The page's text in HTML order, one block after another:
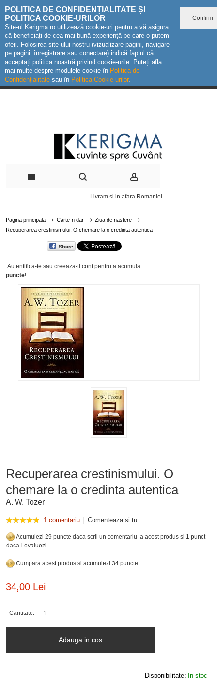
POLITICA DE CONFIDENȚIALITATE ȘI
POLITICA COOKIE-URILOR
Site-ul Kerigma.ro utilizează cookie-uri pentru a vă asigura
că beneficiați de cea mai bună experiență pe care o putem
oferi. Folosirea site-ului nostru (vizualizare pagini, navigare
pe pagini, înregistrare sau conectare) indică faptul că
acceptați politica noastră privind cookie-urile. Puteți afla
mai multe despre modulele cookie în Politica de
Confidențialitate sau în Politica Cookie-urilor.
Confirm
Livram si in afara Romaniei.
Pagina principala Carte-n dar
Ziua de nastere
Recuperarea crestinismului. O chemare la o credinta autentica
Share
Autentifica-te sau creeaza-ti contpentru a acumula
puncte!
Recuperarea crestinismului. O
chemare la o credinta autentica
A. W. Tozer
1 comentariu Comenteaza si tu.
Acumulezi 29 puncte daca scrii un comentariu la acest produs si 1 punct
daca-l evaluezi.
Cumpara acest produs si acumulezi 34 puncte.
34,00 Lei
Cantitate:
Adauga in cos
Disponibilitate: In stoc